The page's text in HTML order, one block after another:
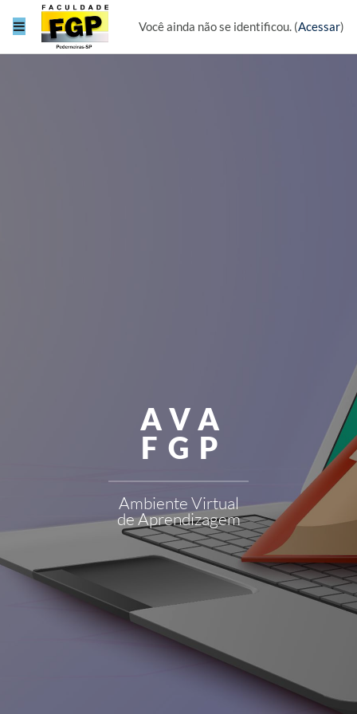
Ir para o conteúdo principal
Painel lateral
Você ainda não se identificou. (Acessar)
AVA
FGP
Ambiente Virtual
de Aprendizagem